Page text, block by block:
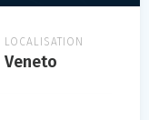
LOCALISATION
Veneto